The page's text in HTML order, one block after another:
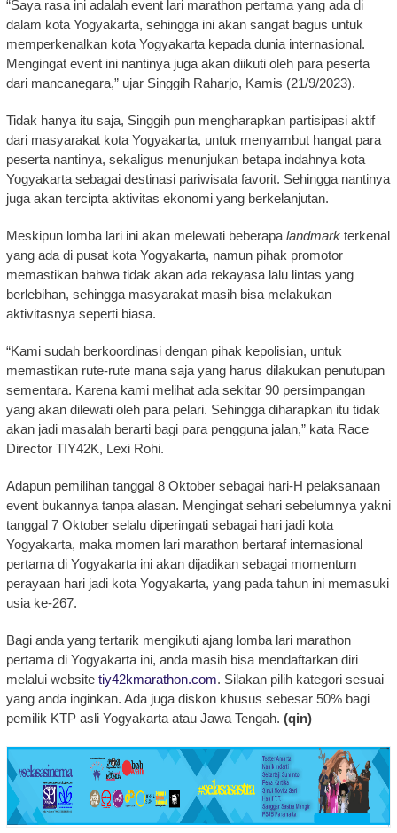
“Saya rasa ini adalah event lari marathon pertama yang ada di
dalam kota Yogyakarta, sehingga ini akan sangat bagus untuk
memperkenalkan kota Yogyakarta kepada dunia internasional.
Mengingat event ini nantinya juga akan diikuti oleh para peserta
dari mancanegara,” ujar Singgih Raharjo, Kamis (21/9/2023).
Tidak hanya itu saja, Singgih pun mengharapkan partisipasi aktif
dari masyarakat kota Yogyakarta, untuk menyambut hangat para
peserta nantinya, sekaligus menunjukan betapa indahnya kota
Yogyakarta sebagai destinasi pariwisata favorit. Sehingga nantinya
juga akan tercipta aktivitas ekonomi yang berkelanjutan.
Meskipun lomba lari ini akan melewati beberapa landmarkterkenal
yang ada di pusat kota Yogyakarta, namun pihak promotor
memastikan bahwa tidak akan ada rekayasa lalu lintas yang
berlebihan, sehingga masyarakat masih bisa melakukan
aktivitasnya seperti biasa.
“Kami sudah berkoordinasi dengan pihak kepolisian, untuk
memastikan rute-rute mana saja yang harus dilakukan penutupan
sementara. Karena kami melihat ada sekitar 90 persimpangan
yang akan dilewati oleh para pelari. Sehingga diharapkan itu tidak
akan jadi masalah berarti bagi para pengguna jalan,” kata Race
Director TIY42K, Lexi Rohi.
Adapun pemilihan tanggal 8 Oktober sebagai hari-H pelaksanaan
event bukannya tanpa alasan. Mengingat sehari sebelumnya yakni
tanggal 7 Oktober selalu diperingati sebagai hari jadi kota
Yogyakarta, maka momen lari marathon bertaraf internasional
pertama di Yogyakarta ini akan dijadikan sebagai momentum
perayaan hari jadi kota Yogyakarta, yang pada tahun ini memasuki
usia ke-267.
Bagi anda yang tertarik mengikuti ajang lomba lari marathon
pertama di Yogyakarta ini, anda masih bisa mendaftarkan diri
melalui website tiy42kmarathon.com. Silakan pilih kategori sesuai
yang anda inginkan. Ada juga diskon khusus sebesar 50% bagi
pemilik KTP asli Yogyakarta atau Jawa Tengah. (qin)